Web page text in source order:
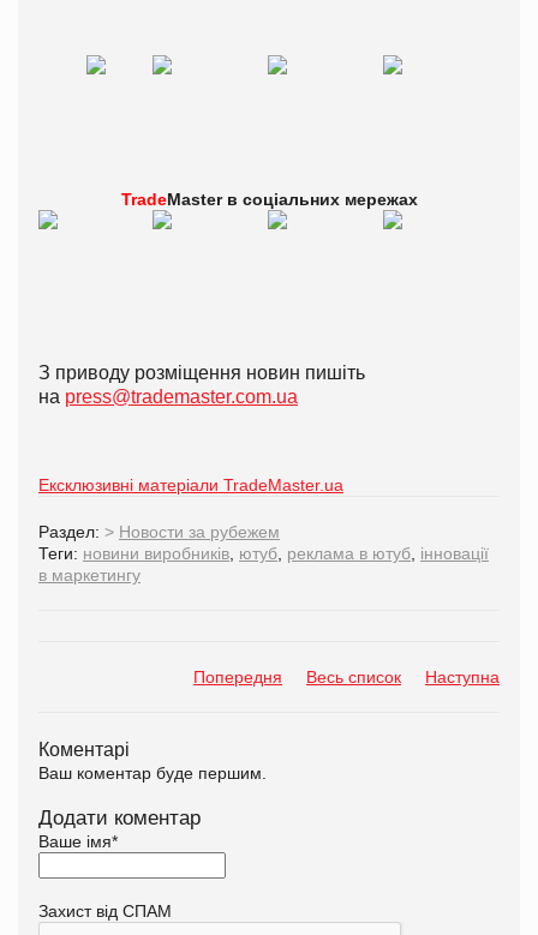
TradeMaster в соціальних мережах
З приводу розміщення новин пишіть
на press@trademaster.com.ua
Ексклюзивні матеріали TradeMaster.ua
Раздел: > Новости за рубежем
Теги: новини виробників ютуб реклама в ютуб інновації
в маркетингу
Попередня Весь список Наступна
Коментарі
Ваш коментар буде першим.
Додати коментар
Ваше імя*
Захист від СПАМ